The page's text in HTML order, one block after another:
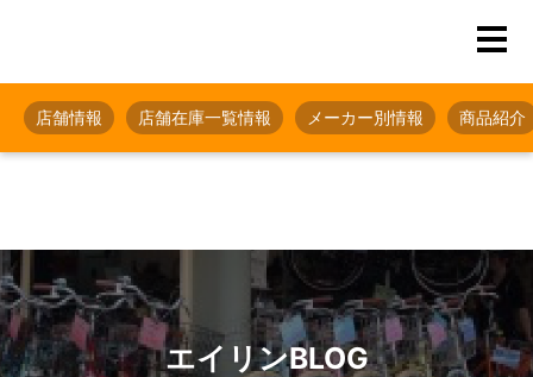
店舗情報 店舗在庫一覧情報 メーカー別情報 商品紹介
エイリンBLOG